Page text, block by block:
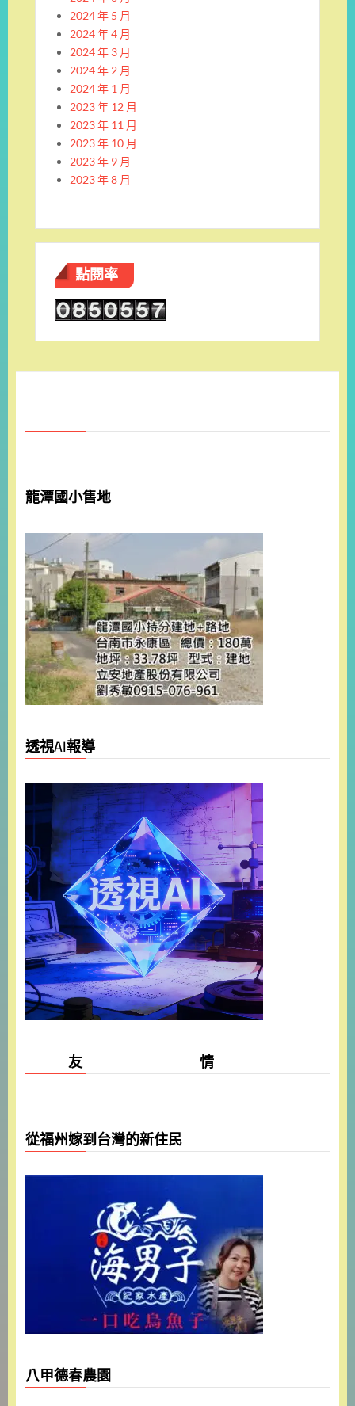
2024 年 5 月
2024 年 4 月
2024 年 3 月
2024 年 2 月
2024 年 1 月
2023 年 12 月
2023 年 11 月
2023 年 10 月
2023 年 9 月
2023 年 8 月
點閱率
龍潭國小售地
透視AI報導
友 情
從福州嫁到台灣的新住民
八甲德春農園